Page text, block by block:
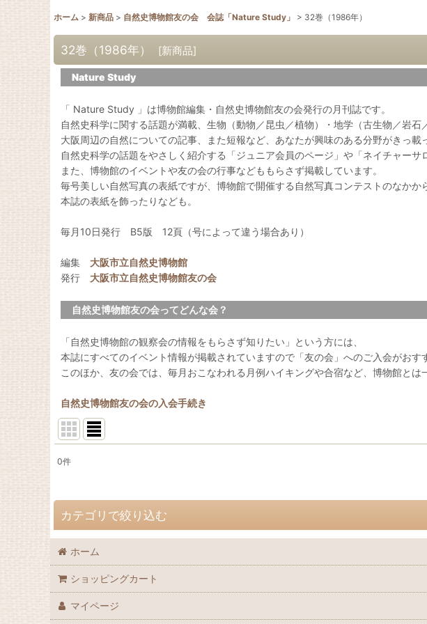
ホーム > 新商品 > 自然史博物館友の会 会誌「Nature Study」 > 32巻（1986年）
32巻（1986年） [新商品]
Nature Study
「 Nature Study 」は博物館編集・自然史博物館友の会発行の月刊誌です。
自然史科学に関する話題が満載、生物（動物／昆虫／植物）・地学（古生物／岩石
大阪周辺の自然についての記事、また短報など、あなたが興味のある分野がきっ載
自然史科学の話題をやさしく紹介する「ジュニア会員のページ」や「ネイチャーサ
また、博物館のイベントや友の会の行事などももらさず掲載しています。
毎号美しい自然写真の表紙ですが、博物館で開催する自然写真コンテストのなかか
本誌の表紙を飾ったりなども。
毎月10日発行 B5版 12頁（号によって違う場合あり）
編集 大阪市立自然史博物館
発行 大阪市立自然史博物館友の会
自然史博物館友の会ってどんな会？
「自然史博物館の観察会の情報をもらさず知りたい」という方には、
本誌にすべてのイベント情報が掲載されていますので「友の会」へのご入会がおす
このほか、友の会では、毎月おこなわれる月例ハイキングや合宿など、博物館とは
自然史博物館友の会の入会手続き
並び順 :
0件
カテゴリで絞り込む
自然史博物館友の会 会誌「Nature Study」 (全商品)
72巻（2026年）
71巻（2025年）
ホーム
ショッピングカート
マイページ